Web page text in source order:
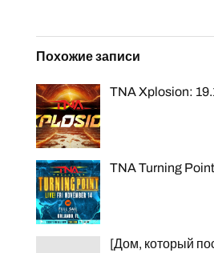
Похожие записи
TNA Xplosion:
TNA Turning
[Дом, который